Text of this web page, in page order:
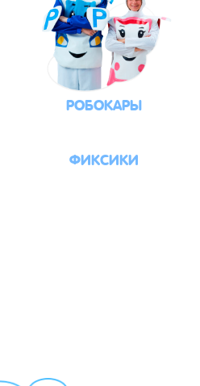
РОБОКАРЫ
ФИКСИКИ